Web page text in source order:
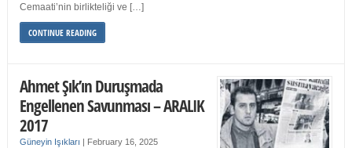
Cemaati’nin birlikteliği ve […]
CONTINUE READING
Ahmet Şık’ın Duruşmada
Engellenen Savunması – ARALIK
2017
Güneyin Işıkları | February 16, 2025